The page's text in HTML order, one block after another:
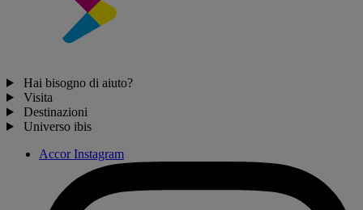
Hai bisogno di aiuto?
Visita
Destinazioni
Universo ibis
Accor Instagram